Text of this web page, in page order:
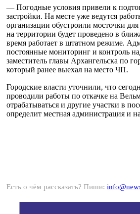
— Погодные условия привели к
застройки. На месте уже ведутся
организации обустроили мосточки
на территории будет проведено в
время работает в штатном режиме.
постоянные мониторинг и контроль
заместитель главы Архангельска по
который ранее выехал на место ЧП.
Городские власти уточнили, что
проводили работы по откачке на
отрабатываться и другие участки в
определит местная администрация и
Есть о чём рассказать? Пиши: